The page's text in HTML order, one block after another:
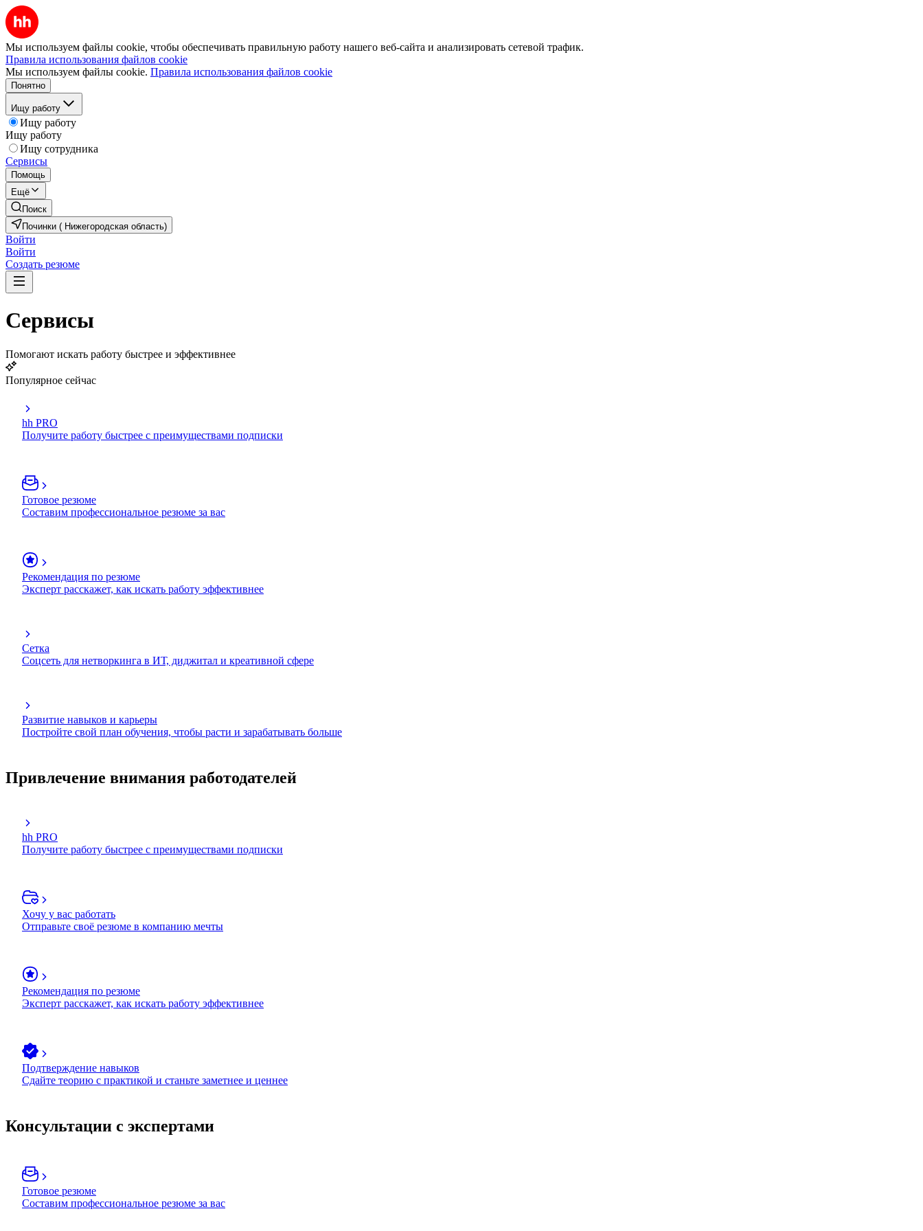
Мы используем файлы cookie, чтобы обеспечивать правильную работу нашего веб-сайта и анализировать сетевой трафик.
Правила использования файлов cookie
Мы используем файлы cookie. Правила использования файлов cookie
Понятно
Ищу работу
Ищу работу
Ищу работу
Ищу сотрудника
Сервисы
Помощь
Ещё
Поиск
Починки ( Нижегородская область)
Войти
Войти
Создать резюме
Сервисы
Помогают искать работу быстрее и эффективнее
Популярное сейчас
hh PRO
Получите работу быстрее с преимуществами подписки
Готовое резюме
Составим профессиональное резюме за вас
Рекомендация по резюме
Эксперт расскажет, как искать работу эффективнее
Сетка
Соцсеть для нетворкинга в ИТ, диджитал и креативной сфере
Развитие навыков и карьеры
Постройте свой план обучения, чтобы расти и зарабатывать больше
Привлечение внимания работодателей
hh PRO
Получите работу быстрее с преимуществами подписки
Хочу у вас работать
Отправьте своё резюме в компанию мечты
Рекомендация по резюме
Эксперт расскажет, как искать работу эффективнее
Подтверждение навыков
Сдайте теорию с практикой и станьте заметнее и ценнее
Консультации с экспертами
Готовое резюме
Составим профессиональное резюме за вас